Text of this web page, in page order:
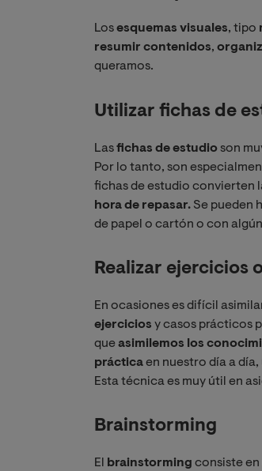
Losesquemas visuales, tipo
resumir contenidos,
queramos.
Utilizar fichas de
Lasfichas de estudioson
Por lo tanto, son
fichas de estudio convierten
hora de repasar. Se pueden
de papel o cartón o con
Realizar ejercicios
En ocasiones es difícil
ejercicios y casos prácticos
queasimilemos los
prácticaen nuestro día a
Esta técnica es muy útil en
Brainstorming
El brainstorming consiste en